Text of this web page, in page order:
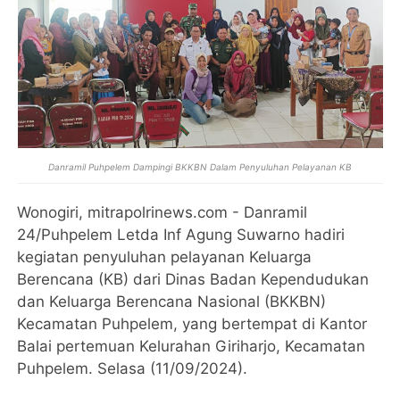
Danramil Puhpelem Dampingi BKKBN Dalam Penyuluhan Pelayanan KB
Wonogiri, mitrapolrinews.com - Danramil
24/Puhpelem Letda Inf Agung Suwarno hadiri
kegiatan penyuluhan pelayanan Keluarga
Berencana (KB) dari Dinas Badan Kependudukan
dan Keluarga Berencana Nasional (BKKBN)
Kecamatan Puhpelem, yang bertempat di Kantor
Balai pertemuan Kelurahan Giriharjo, Kecamatan
Puhpelem. Selasa (11/09/2024).